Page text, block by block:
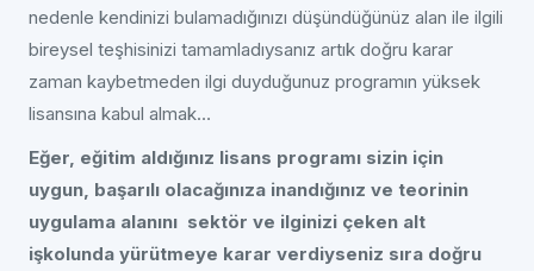
nedenle kendinizi bulamadığınızı düşündüğünüz alan ile ilgili
bireysel teşhisinizi tamamladıysanız artık doğru karar
zaman kaybetmeden ilgi duyduğunuz programın yüksek
lisansına kabul almak…
Eğer, eğitim aldığınız lisans programı sizin için
uygun, başarılı olacağınıza inandığınız ve teorinin
uygulama alanını sektör ve ilginizi çeken alt
işkolunda yürütmeye karar verdiyseniz sıra doğru